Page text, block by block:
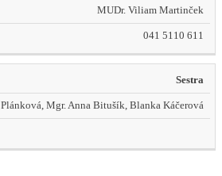
MUDr. Viliam Martinček
041 5110 611
Sestra
Mgr. Anna Bitušík, Blanka Káčerová